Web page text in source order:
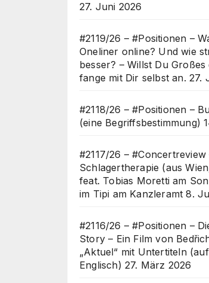
27. Juni 2026
#2119/26 – #Positionen –
Oneliner online? Und wie
besser? – Willst Du
fange mit Dir selbst an. 27.
#2118/26 – #Positionen –
(eine Begriffsbestimmung)
#2117/26 – #Concertreview
Schlagertherapie (aus
feat. Tobias Moretti am
im Tipi am Kanzleramt 8.
#2116/26 – #Positionen –
Story – Ein Film von
„Aktuel“ mit Untertiteln
Englisch) 27. März 2026